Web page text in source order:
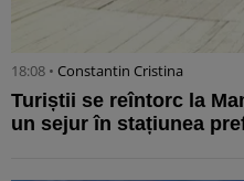
18:08 • Constantin Cristina
Turiștii se reîntorc la
un sejur în stațiunea